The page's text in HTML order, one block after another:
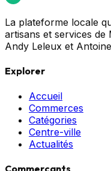
La plateforme locale
artisans et services
Andy Leleux et
Explorer
Accueil
Commerces
Catégories
Centre-ville
Actualités
Commerçants